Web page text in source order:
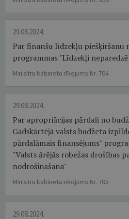
29.08.2024.
Par finanšu līdzekļu piešķiršanu
programmas "Līdzekļi
Ministru kabineta rīkojums Nr. 704
29.08.2024.
Par apropriācijas pārdali no
Gadskārtējā valsts budžeta
pārdalāmais finansējums"
"Valsts ārējās robežas drošības
nodrošināšana"
Ministru kabineta rīkojums Nr. 705
29.08.2024.